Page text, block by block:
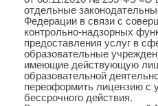
отдельные
Федерации в связи с
контрольно-надзорных
предоставления услуг в
образовательные
имеющие действующую
образовательной
переоформить лицензию с
бессрочного действия.